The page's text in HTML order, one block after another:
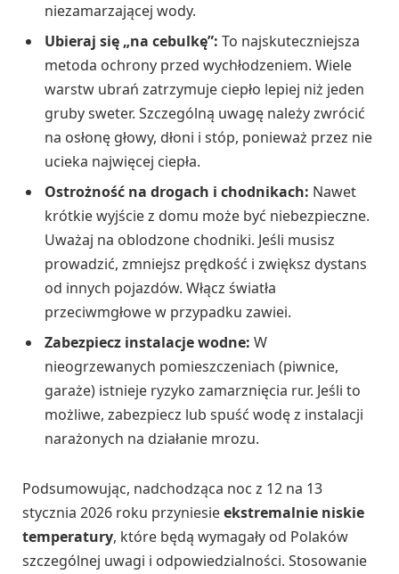
niezamarzającej wody.
Ubieraj się „na cebulkę”: To najskuteczniejsza
metoda ochrony przed wychłodzeniem. Wiele
warstw ubrań zatrzymuje ciepło lepiej niż jeden
gruby sweter. Szczególną uwagę należy zwrócić
na osłonę głowy, dłoni i stóp, ponieważ przez nie
ucieka najwięcej ciepła.
Ostrożność na drogach i chodnikach: Nawet
krótkie wyjście z domu może być niebezpieczne.
Uważaj na oblodzone chodniki. Jeśli musisz
prowadzić, zmniejsz prędkość i zwiększ dystans
od innych pojazdów. Włącz światła
przeciwmgłowe w przypadku zawiei.
Zabezpiecz instalacje wodne: W
nieogrzewanych pomieszczeniach (piwnice,
garaże) istnieje ryzyko zamarznięcia rur. Jeśli to
możliwe, zabezpiecz lub spuść wodę z instalacji
narażonych na działanie mrozu.
Podsumowując, nadchodząca noc z 12 na 13
stycznia 2026 roku przyniesieekstremalnie niskie
temperatury, które będą wymagały od Polaków
szczególnej uwagi i odpowiedzialności. Stosowanie